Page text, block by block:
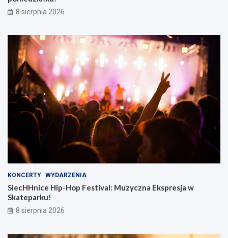
8 sierpnia 2026
KONCERTY WYDARZENIA
SiecHHnice Hip-Hop Festival: Muzyczna Ekspresja w
Skateparku!
8 sierpnia 2026